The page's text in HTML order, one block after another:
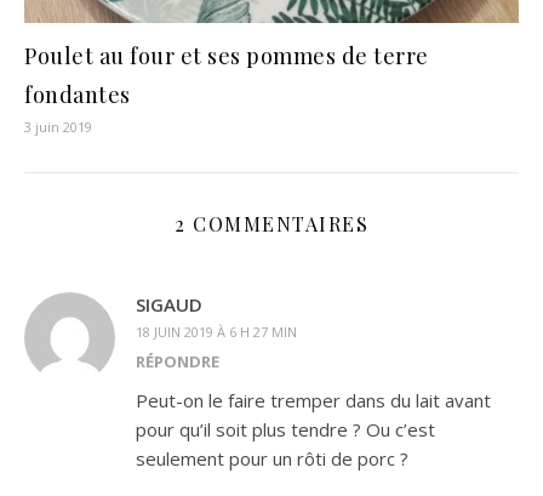
Poulet au four et ses pommes de terre
fondantes
3 juin 2019
2 COMMENTAIRES
SIGAUD
18 JUIN 2019 À 6 H 27 MIN
RÉPONDRE
Peut-on le faire tremper dans du lait avant
pour qu’il soit plus tendre ? Ou c’est
seulement pour un rôti de porc ?